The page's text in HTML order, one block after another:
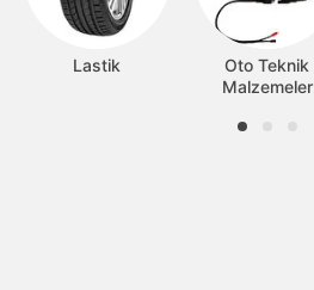
Lastik
Oto Teknik
Malzemeler